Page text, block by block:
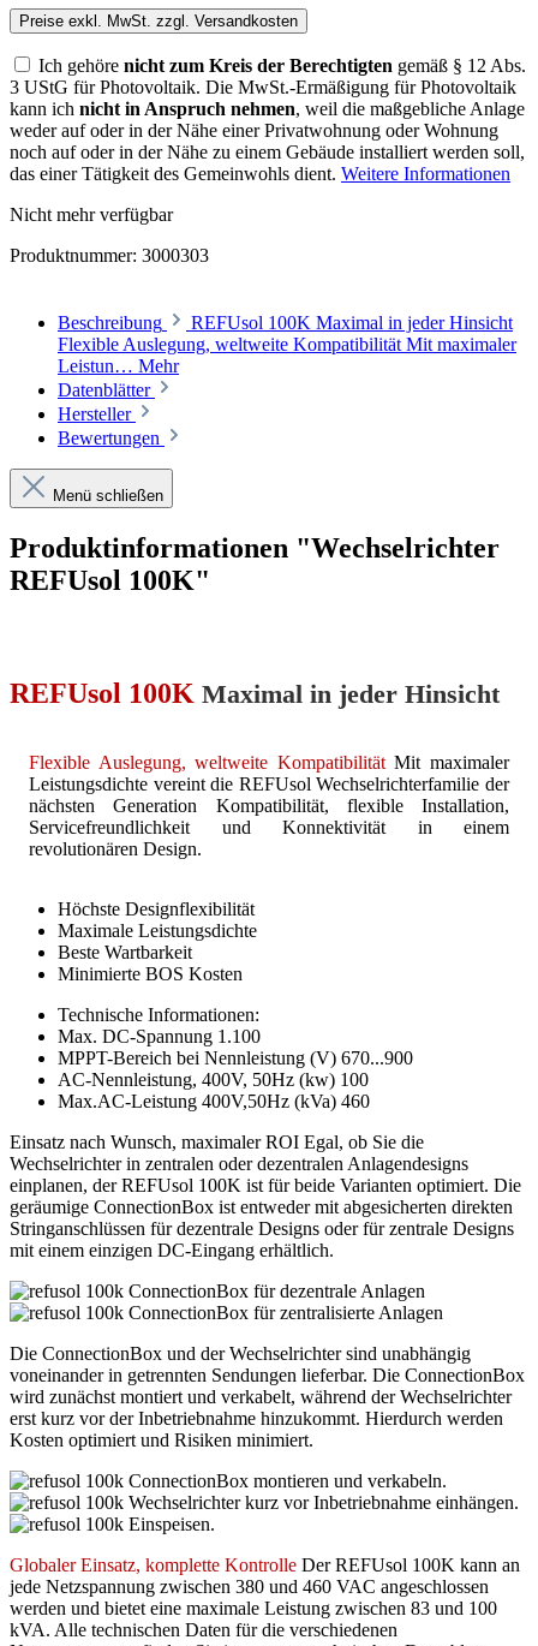
Preise exkl. MwSt. zzgl. Versandkosten
Ich gehöre nicht zum Kreis der Berechtigten gemäß § 12 Abs.
3 UStG für Photovoltaik. Die MwSt.-Ermäßigung für Photovoltaik
kann ich nicht in Anspruch nehmen, weil die maßgebliche Anlage
weder auf oder in der Nähe einer Privatwohnung oder Wohnung
noch auf oder in der Nähe zu einem Gebäude installiert werden soll,
das einer Tätigkeit des Gemeinwohls dient. Weitere Informationen
Nicht mehr verfügbar
Produktnummer: 3000303
Beschreibung
REFUsol 100K Maximal in jeder Hinsicht
Flexible Auslegung, weltweite Kompatibilität Mit maximaler
Leistun… Mehr
Datenblätter
Hersteller
Bewertungen
Menü schließen
Produktinformationen "Wechselrichter
REFUsol 100K"
REFUsol 100K Maximal in jeder Hinsicht
Flexible Auslegung, weltweite KompatibilitätMit maximaler
Leistungsdichte vereint die REFUsol Wechselrichterfamilie der
nächsten Generation Kompatibilität, flexible Installation,
Servicefreundlichkeit und Konnektivität in einem
revolutionären Design.
Höchste Designflexibilität
Maximale Leistungsdichte
Beste Wartbarkeit
Minimierte BOS Kosten
Technische Informationen:
Max. DC-Spannung 1.100
MPPT-Bereich bei Nennleistung (V) 670...900
AC-Nennleistung, 400V, 50Hz (kw) 100
Max.AC-Leistung 400V,50Hz (kVa) 460
Einsatz nach Wunsch, maximaler ROI Egal, ob Sie die
Wechselrichter in zentralen oder dezentralen Anlagendesigns
einplanen, der REFUsol 100K ist für beide Varianten optimiert. Die
geräumige ConnectionBox ist entweder mit abgesicherten direkten
Stringanschlüssen für dezentrale Designs oder für zentrale Designs
mit einem einzigen DC-Eingang erhältlich.
ConnectionBox für dezentrale Anlagen
ConnectionBox für zentralisierte Anlagen
Die ConnectionBox und der Wechselrichter sind unabhängig
voneinander in getrennten Sendungen lieferbar. Die ConnectionBox
wird zunächst montiert und verkabelt, während der Wechselrichter
erst kurz vor der Inbetriebnahme hinzukommt. Hierdurch werden
Kosten optimiert und Risiken minimiert.
ConnectionBox montieren und verkabeln.
Wechselrichter kurz vor Inbetriebnahme einhängen.
Einspeisen.
Globaler Einsatz, komplette Kontrolle Der REFUsol 100K kann an
jede Netzspannung zwischen 380 und 460 VAC angeschlossen
werden und bietet eine maximale Leistung zwischen 83 und 100
kVA. Alle technischen Daten für die verschiedenen